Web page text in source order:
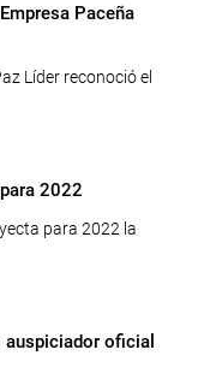
Paceña
Líder reconoció el
2022
para 2022 la
auspiciador oficial